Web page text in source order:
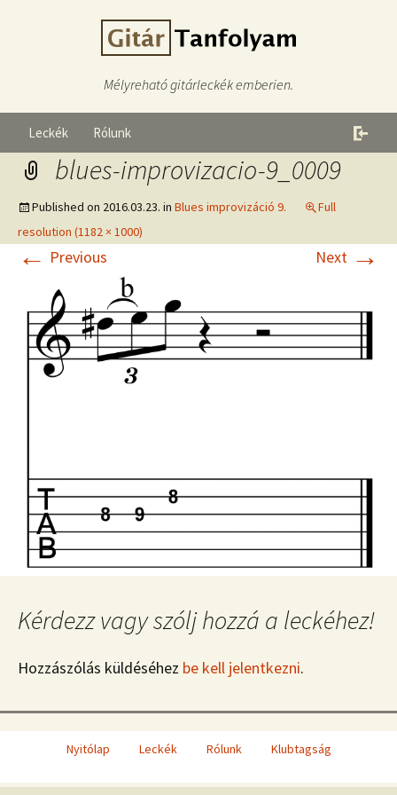
Mélyreható gitárleckék emberien.
Leckék Rólunk
blues-improvizacio-9_0009
Published on 2016.03.23. in Blues improvizáció 9.
Full
resolution (1182 × 1000)
← Previous Next →
Kérdezz vagy szólj hozzá a leckéhez!
Hozzászólás küldéséhez be kell jelentkezni.
Nyitólap Leckék Rólunk Klubtagság